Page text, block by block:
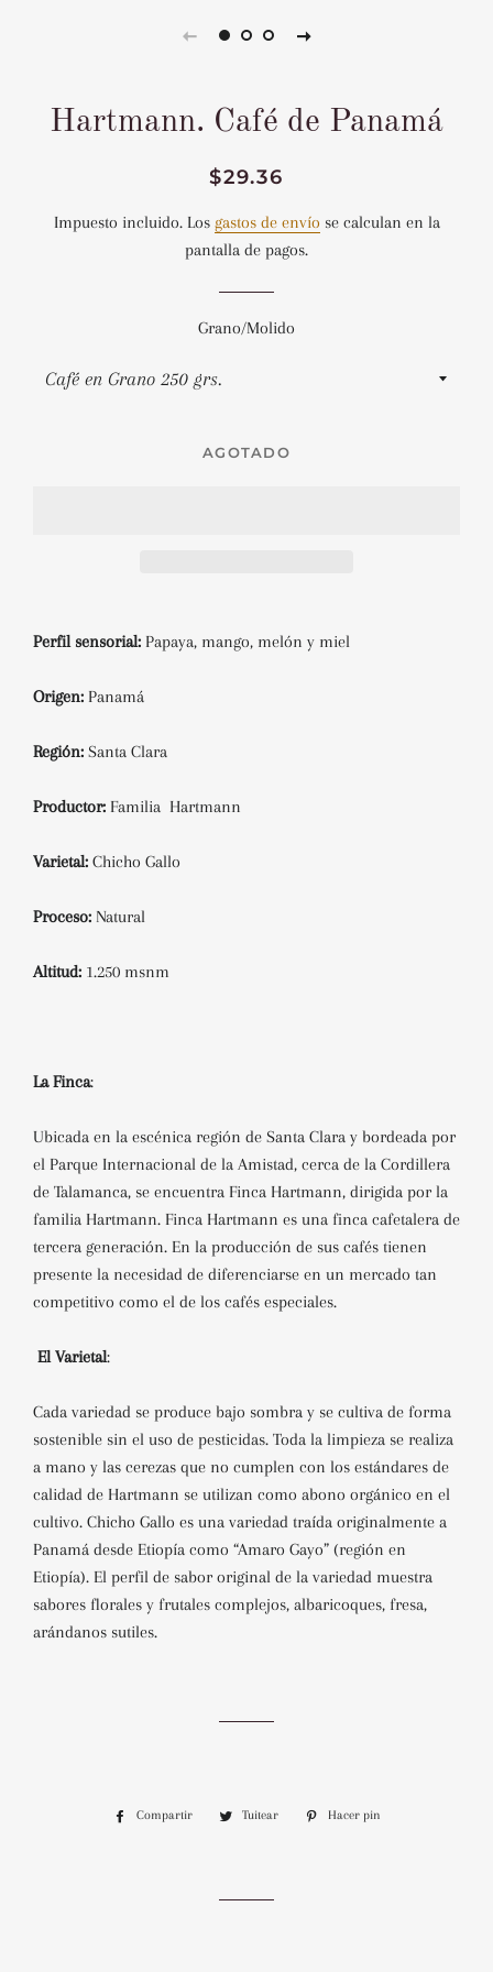
Hartmann. Café de Panamá
Precio
Precio
venta
$29.36
Impuesto incluido. Los gastos de envío se calculan en la
pantalla de pagos.
Grano/Molido
AGOTADO
Perfil sensorial: Papaya, mango, melón y miel
Origen: Panamá
Región: Santa Clara
Productor: Familia Hartmann
Varietal: Chicho Gallo
Proceso: Natural
Altitud: 1.250 msnm
La Finca:
Ubicada en la escénica región de Santa Clara y bordeada por
el Parque Internacional de la Amistad, cerca de la Cordillera
de Talamanca, se encuentra Finca Hartmann, dirigida por la
familia Hartmann. Finca Hartmann es una finca cafetalera de
tercera generación. En la producción de sus cafés tienen
presente la necesidad de diferenciarse en un mercado tan
competitivo como el de los cafés especiales.
El Varietal:
Cada variedad se produce bajo sombra y se cultiva de forma
sostenible sin el uso de pesticidas. Toda la limpieza se realiza
a mano y las cerezas que no cumplen con los estándares de
calidad de Hartmann se utilizan como abono orgánico en el
cultivo. Chicho Gallo es una variedad traída originalmente a
Panamá desde Etiopía como “Amaro Gayo” (región en
Etiopía). El perfil de sabor original de la variedad muestra
sabores florales y frutales complejos, albaricoques, fresa,
arándanos sutiles.
Compartir
CompartirTuitear
Tuitear
Hacer pin